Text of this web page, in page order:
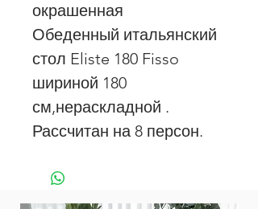
окрашенная
Обеденный итальянский
стол Eliste 180 Fisso
шириной 180
см,нераскладной .
Рассчитан на 8 персон.